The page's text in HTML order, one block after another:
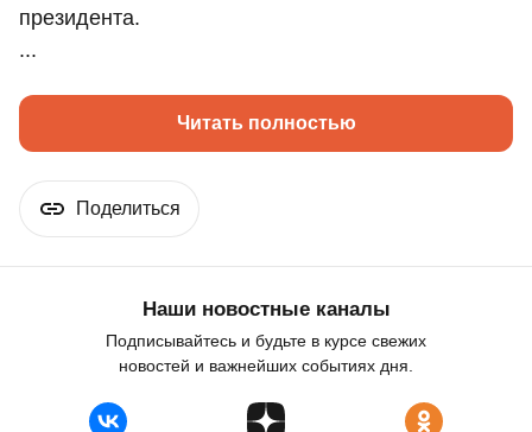
президента.
...
Читать полностью
Поделиться
Наши новостные каналы
Подписывайтесь и будьте в курсе свежих
новостей и важнейших событиях дня.